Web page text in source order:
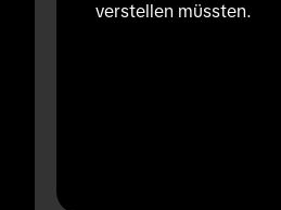
verstellen müssten.